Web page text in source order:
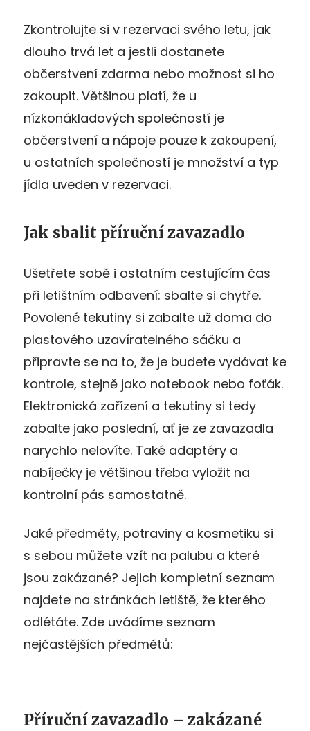
Zkontrolujte si v rezervaci svého letu, jak
dlouho trvá let a jestli dostanete
občerstvení zdarma nebo možnost si ho
zakoupit. Většinou platí, že u
nízkonákladových společností je
občerstvení a nápoje pouze k zakoupení,
u ostatních společností je množství a typ
jídla uveden v rezervaci.
Jak sbalit příruční zavazadlo
Ušetřete sobě i ostatním cestujícím čas
při letištním odbavení: sbalte si chytře.
Povolené tekutiny si zabalte už doma do
plastového uzavíratelného sáčku a
připravte se na to, že je budete vydávat ke
kontrole, stejně jako notebook nebo foťák.
Elektronická zařízení a tekutiny si tedy
zabalte jako poslední, ať je ze zavazadla
narychlo nelovíte. Také adaptéry a
nabíječky je většinou třeba vyložit na
kontrolní pás samostatně.
Jaké předměty, potraviny a kosmetiku si
s sebou můžete vzít na palubu a které
jsou zakázané? Jejich kompletní seznam
najdete na stránkách letiště, že kterého
odlétáte. Zde uvádíme seznam
nejčastějších předmětů:
Příruční zavazadlo – zakázané